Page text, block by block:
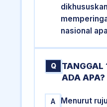
nasional
Q
TANGGAL
ADA APA?
A
Menurut